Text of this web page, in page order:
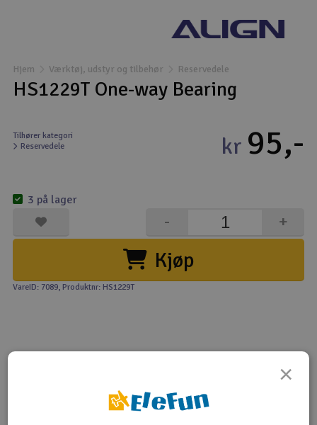
Droner til FPV
Fly
Helikopter
Modelbygg og byggesæt
Modeljernbane
Motor & tilbehør
Scooter & elkøretøj
Hjem Værktøj, udstyr og tilbehør Reservedele
HS1229T One-way Bearing
Tilhører kategori
Reservedele
kr 95,-
Kjøp
+
-
3 på lager
VareID: 7089, Produktnr: HS1229T
×